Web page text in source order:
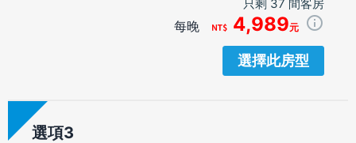
只剩 37 間客房
每晚 4,989元
選擇此房型
選項